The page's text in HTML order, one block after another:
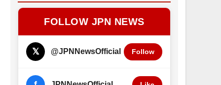
FOLLOW JPN NEWS
𝕏 @JPNNewsOfficial Follow